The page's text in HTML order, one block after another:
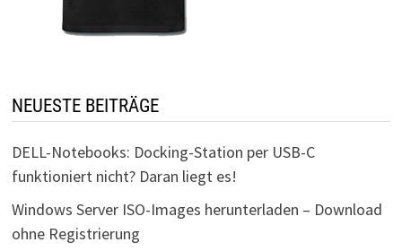
NEUESTE BEITRÄGE
DELL-Notebooks: Docking-Station per USB-C
funktioniert nicht? Daran liegt es!
Windows Server ISO-Images herunterladen – Download
ohne Registrierung